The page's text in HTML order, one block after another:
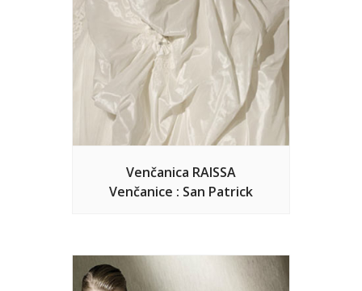
Venčanica RAISSA
Venčanice : San Patrick